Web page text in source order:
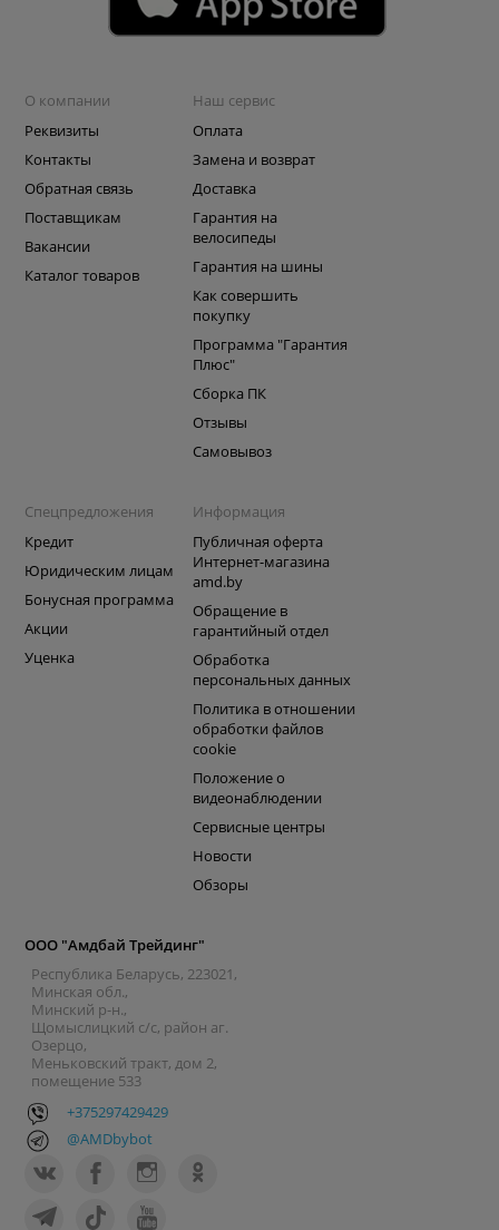
О компании
Реквизиты
Контакты
Обратная связь
Поставщикам
Вакансии
Каталог товаров
Наш сервис
Оплата
Замена и возврат
Доставка
Гарантия на
велосипеды
Гарантия на шины
Как совершить
покупку
Программа "Гарантия
Плюс"
Сборка ПК
Отзывы
Самовывоз
Спецпредложения
Кредит
Юридическим лицам
Бонусная программа
Акции
Уценка
Информация
Публичная оферта
Интернет-магазина
amd.by
Обращение в
гарантийный отдел
Обработка
персональных данных
Политика в отношении
обработки файлов
cookie
Положение о
видеонаблюдении
Сервисные центры
Новости
Обзоры
ООО "Амдбай Трейдинг"
Республика Беларусь, 223021,
Минская обл.,
Минский р-н.,
Щомыслицкий с/с, район аг.
Озерцо,
Меньковский тракт, дом 2,
помещение 533
+375297429429
@AMDbybot